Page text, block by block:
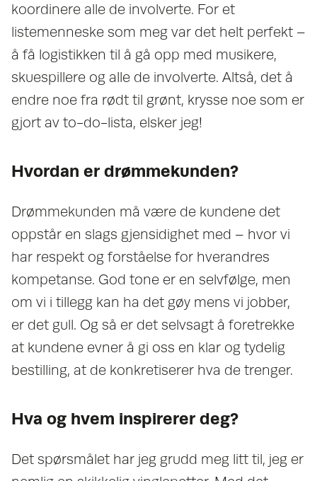
koordinere alle de involverte. For et
listemenneske som meg var det helt perfekt –
å få logistikken til å gå opp med musikere,
skuespillere og alle de involverte. Altså, det å
endre noe fra rødt til grønt, krysse noe som er
gjort av to-do-lista, elsker jeg!
Hvordan er drømmekunden?
Drømmekunden må være de kundene det
oppstår en slags gjensidighet med – hvor vi
har respekt og forståelse for hverandres
kompetanse. God tone er en selvfølge, men
om vi i tillegg kan ha det gøy mens vi jobber,
er det gull. Og så er det selvsagt å foretrekke
at kundene evner å gi oss en klar og tydelig
bestilling, at de konkretiserer hva de trenger.
Hva og hvem inspirerer deg?
Det spørsmålet har jeg grudd meg litt til, jeg er